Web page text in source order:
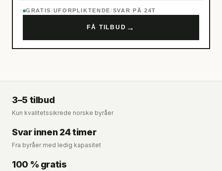
GRATIS/UFORPLIKTENDE/SVAR PÅ 24T
FÅ TILBUD →
3–5 tilbud
Kun kvalitetssikrede norske byråer
Svar innen 24 timer
Fra byråer med ledig kapasitet
100 % gratis